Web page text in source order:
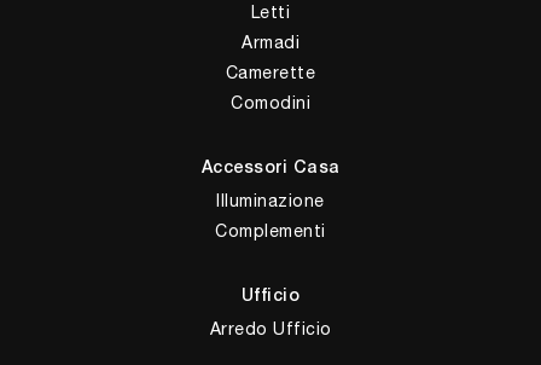
Letti
Armadi
Camerette
Comodini
Accessori Casa
Illuminazione
Complementi
Ufficio
Arredo Ufficio